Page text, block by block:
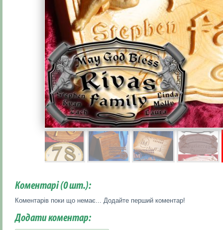
Коментарі (0шт.):
Коментарів поки що немає... Додайте перший коментар!
Додати коментар: